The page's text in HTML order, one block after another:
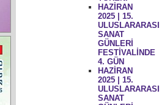
HAZİRAN
2025 | 15.
ULUSLARARASI
SANAT
GÜNLERİ
FESTİVALİNDE
4. GÜN
HAZİRAN
2025 | 15.
ULUSLARARASI
SANAT